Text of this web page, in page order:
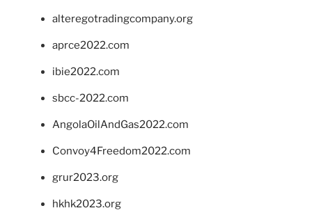
alteregotradingcompany.org
aprce2022.com
ibie2022.com
sbcc-2022.com
AngolaOilAndGas2022.com
Convoy4Freedom2022.com
grur2023.org
hkhk2023.org